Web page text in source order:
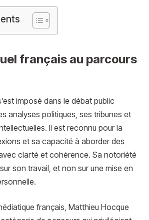
français au parcours
imposé dans le débat public
analyses politiques, ses tribunes et
Il est reconnu pour la
et sa capacité à aborder des
clarté et cohérence. Sa notoriété
son travail, et non sur une mise en
français, Matthieu Hocque